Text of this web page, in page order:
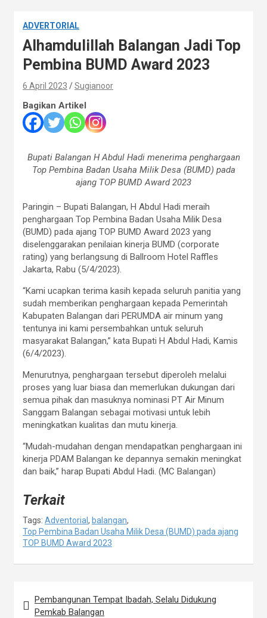
ADVERTORIAL
Alhamdulillah Balangan Jadi Top
Pembina BUMD Award 2023
6 April 2023 Sugianoor
Bagikan Artikel
Bupati Balangan H Abdul Hadi menerima penghargaan
Top Pembina Badan Usaha Milik Desa (BUMD) pada
ajang TOP BUMD Award 2023
Paringin – Bupati Balangan, H Abdul Hadi meraih
penghargaan Top Pembina Badan Usaha Milik Desa
(BUMD) pada ajang TOP BUMD Award 2023 yang
diselenggarakan penilaian kinerja BUMD (corporate
rating) yang berlangsung di Ballroom Hotel Raffles
Jakarta, Rabu (5/4/2023).
“Kami ucapkan terima kasih kepada seluruh panitia yang
sudah memberikan penghargaan kepada Pemerintah
Kabupaten Balangan dari PERUMDA air minum yang
tentunya ini kami persembahkan untuk seluruh
masyarakat Balangan,” kata Bupati H Abdul Hadi, Kamis
(6/4/2023).
Menurutnya, penghargaan tersebut diperoleh melalui
proses yang luar biasa dan memerlukan dukungan dari
semua pihak dan masuknya nominasi PT Air Minum
Sanggam Balangan sebagai motivasi untuk lebih
meningkatkan kualitas dan mutu kinerja.
“Mudah-mudahan dengan mendapatkan penghargaan ini
kinerja PDAM Balangan ke depannya semakin meningkat
dan baik,” harap Bupati Abdul Hadi. (MC Balangan)
Terkait
Tags: Adventorial , balangan,
Top Pembina Badan Usaha Milik Desa (BUMD) pada ajang
TOP BUMD Award 2023
N
Pembangunan Tempat Ibadah, Selalu Didukung
Pemkab Balangan